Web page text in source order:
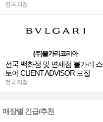
전국 지점
(주)불가리코리아
전국 백화점 및 면세점 불가리 스
토어 CLIENT ADVISOR 모집
전국 지점
매장별 긴급/추천